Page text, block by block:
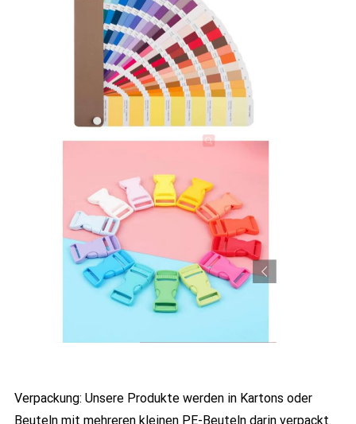
Verpackung: Unsere Produkte werden in Kartons oder
Beuteln mit mehreren kleinen PE-Beuteln darin verpackt.